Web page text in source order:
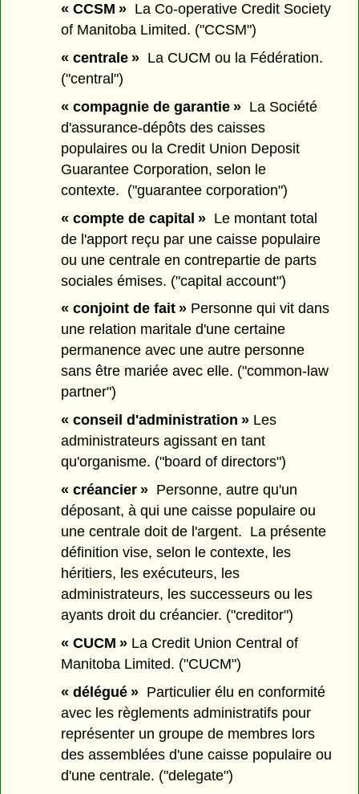
« CCSM » La Co-operative Credit Society
of Manitoba Limited. ("CCSM")
« centrale » La CUCM ou la Fédération.
("central")
« compagnie de garantie » La Société
d'assurance-dépôts des caisses
populaires ou la Credit Union Deposit
Guarantee Corporation, selon le
contexte. ("guarantee corporation")
« compte de capital » Le montant total
de l'apport reçu par une caisse populaire
ou une centrale en contrepartie de parts
sociales émises. ("capital account")
« conjoint de fait » Personne qui vit dans
une relation maritale d'une certaine
permanence avec une autre personne
sans être mariée avec elle. ("common-law
partner")
« conseil d'administration » Les
administrateurs agissant en tant
qu'organisme. ("board of directors")
« créancier » Personne, autre qu'un
déposant, à qui une caisse populaire ou
une centrale doit de l'argent. La présente
définition vise, selon le contexte, les
héritiers, les exécuteurs, les
administrateurs, les successeurs ou les
ayants droit du créancier. ("creditor")
« CUCM » La Credit Union Central of
Manitoba Limited. ("CUCM")
« délégué » Particulier élu en conformité
avec les règlements administratifs pour
représenter un groupe de membres lors
des assemblées d'une caisse populaire ou
d'une centrale. ("delegate")